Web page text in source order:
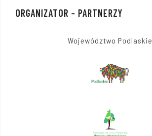
ORGANIZATOR – PARTNERZY
Województwo Podlaskie